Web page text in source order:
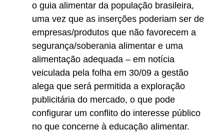
o guia alimentar da população brasileira,
uma vez que as inserções poderiam ser de
empresas/produtos que não favorecem a
segurança/soberania alimentar e uma
alimentação adequada – em notícia
veiculada pela folha em 30/09 a gestão
alega que será permitida a exploração
publicitária do mercado, o que pode
configurar um conflito do interesse público
no que concerne à educação alimentar.